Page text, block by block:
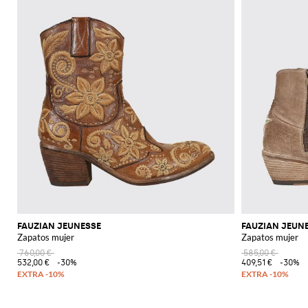
FAUZIAN JEUNESSE
Zapatos mujer
760,00 €
532,00 €
-30%
FAUZIAN
Zapatos mujer
585,00 €
409,51 €
-30%